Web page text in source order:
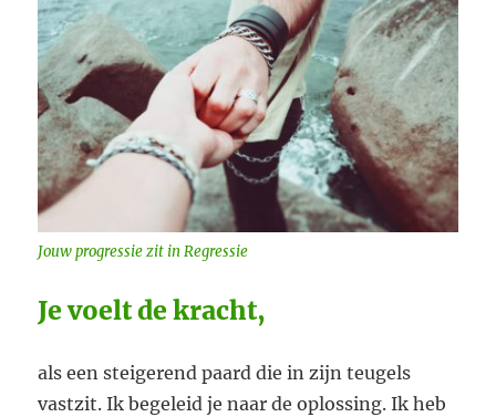
Jouw progressie zit in Regressie
Je voelt de kracht,
als een steigerend paard die in zijn teugels
vastzit. Ik begeleid je naar de oplossing. Ik heb